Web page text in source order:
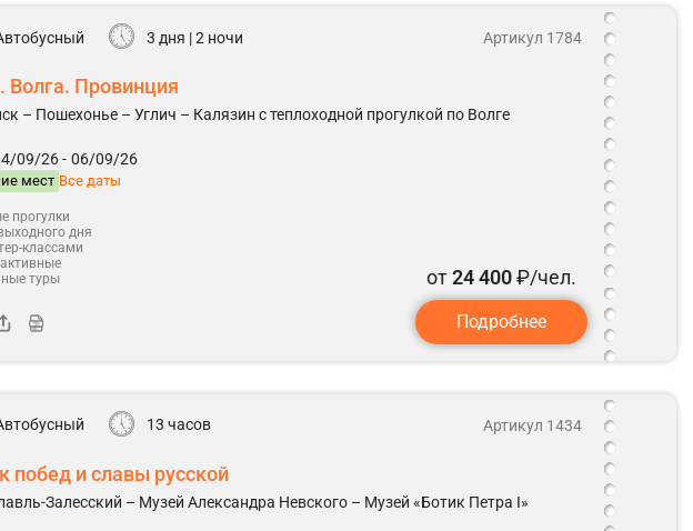
3 дня | 2 ночи
Волга. Провинция
– Пошехонье – Углич – Калязин с теплоходной прогулкой по Волге
09/26 - 06/09/26
мест Все даты
Артикул 1784
прогулки
дня
классами
туры
от24 400₽/чел.
Подробнее
13 часов
побед и славы русской
Залесский – Музей Александра Невского – Музей «Ботик Петра I»
Артикул 1434